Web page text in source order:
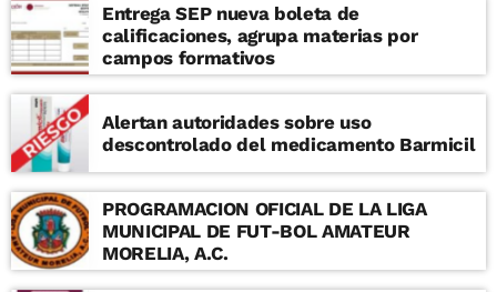
Entrega SEP nueva boleta de
calificaciones, agrupa materias por
campos formativos
Alertan autoridades sobre uso
descontrolado del medicamento Barmicil
PROGRAMACION OFICIAL DE LA LIGA
MUNICIPAL DE FUT-BOL AMATEUR
MORELIA, A.C.